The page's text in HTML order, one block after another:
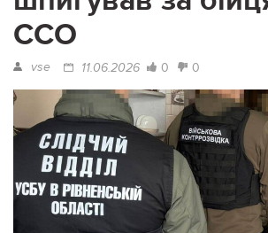
ССО
vse 11.06.2026 0 0